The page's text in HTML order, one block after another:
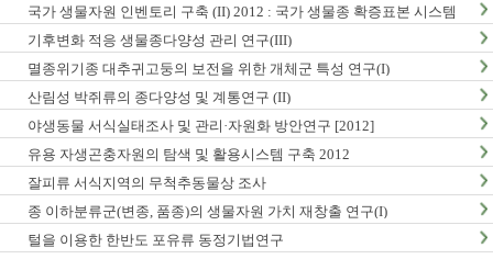
국가 생물자원 인벤토리 구축 (II) 2012 : 국가 생물종 확증표본 시스템
구축
기후변화 적응 생물종다양성 관리 연구(III)
멸종위기종 대추귀고둥의 보전을 위한 개체군 특성 연구(I)
산림성 박쥐류의 종다양성 및 계통연구 (II)
야생동물 서식실태조사 및 관리·자원화 방안연구 [2012]
유용 자생곤충자원의 탐색 및 활용시스템 구축 2012
잘피류 서식지역의 무척추동물상 조사
종 이하분류군(변종, 품종)의 생물자원 가치 재창출 연구(I)
털을 이용한 한반도 포유류 동정기법연구